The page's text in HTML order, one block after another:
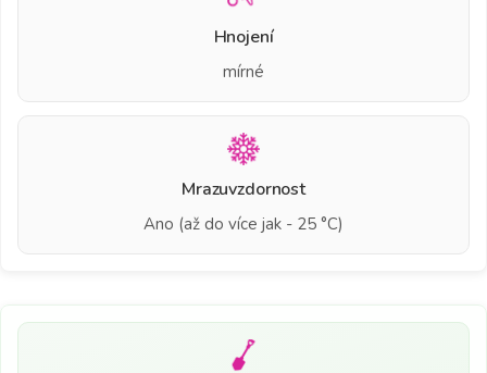
Hnojení
mírné
Mrazuvzdornost
Ano (až do více jak - 25 °C)